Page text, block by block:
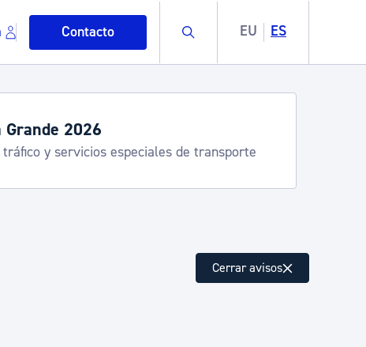
Contacto Buscar EU ES
y medioambiente
Grande 2026
tráfico y servicios especiales de transporte
Cerrar avisos